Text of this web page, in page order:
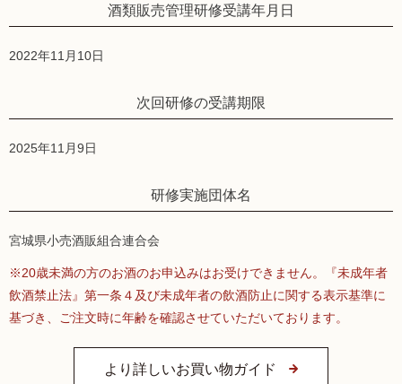
酒類販売管理研修受講年月日
2022年11月10日
次回研修の受講期限
2025年11月9日
研修実施団体名
宮城県小売酒販組合連合会
※20歳未満の方のお酒のお申込みはお受けできません。『未成年者
飲酒禁止法』第一条４及び未成年者の飲酒防止に関する表示基準に
基づき、ご注文時に年齢を確認させていただいております。
より詳しいお買い物ガイド